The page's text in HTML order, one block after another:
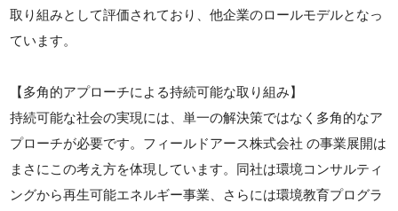
取り組みとして評価されており、他企業のロールモデルとなっ
ています。
【多角的アプローチによる持続可能な取り組み】
持続可能な社会の実現には、単一の解決策ではなく多角的なア
プローチが必要です。フィールドアース株式会社 の事業展開は
まさにこの考え方を体現しています。同社は環境コンサルティ
ングから再生可能エネルギー事業、さらには環境教育プログラ